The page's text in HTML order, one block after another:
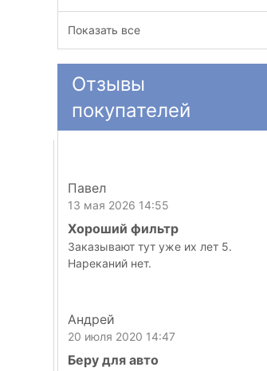
Показать все
Отзывы
покупателей
Павел
13 мая 2026 14:55
Хороший фильтр
Заказывают тут уже их лет 5.
Нареканий нет.
Андрей
20 июля 2020 14:47
Беру для авто